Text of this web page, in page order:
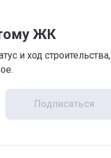
ЖК
и ход строительства,
Подписаться